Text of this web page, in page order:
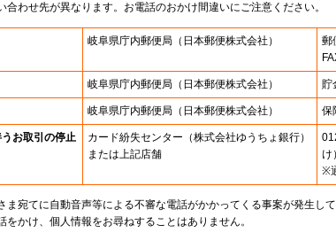
わせ先が異なります。お電話のおかけ間違いにご注意ください。
岐阜県庁内郵便局 （日本郵便株式会社） 郵
岐阜県庁内郵便局 （日本郵便株式会社） 貯
岐阜県庁内郵便局 （日本郵便株式会社） 保
お取引の停止 カード紛失センター （株式会社ゆうちょ銀行）
または上記店舗
け）
※
ま宛てに自動音声等による不審な電話がかかってくる事案が発生して
をかけ、個人情報をお尋ねすることはありません。